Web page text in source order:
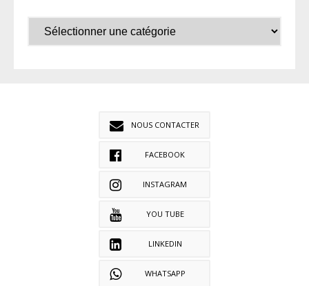
NOUS CONTACTER
FACEBOOK
INSTAGRAM
YOU TUBE
LINKEDIN
WHATSAPP